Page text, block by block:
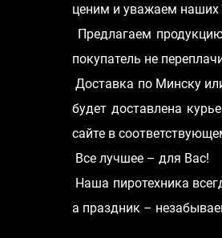
ценим и уважаем наших
Предлагаем
покупатель не
Доставка по Минску
будет доставлена
сайте в
Все лучшее – для Вас!
Наша пиротехника
а праздник –